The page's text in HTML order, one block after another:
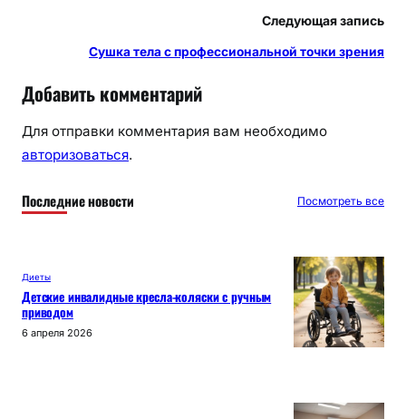
Следующая запись
Сушка тела с профессиональной точки зрения
Добавить комментарий
Для отправки комментария вам необходимо
авторизоваться.
Последние новости Посмотреть все
Диеты
Детские инвалидные кресла-коляски с ручным
приводом
6 апреля 2026